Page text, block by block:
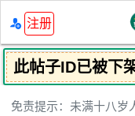
注册
此帖子ID已被下
免责提示：未满十八岁